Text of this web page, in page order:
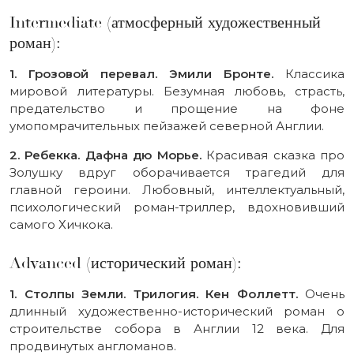
Intermediate (атмосферный художественный
роман):
1. Грозовой перевал. Эмили Бронте. Классика
мировой литературы. Безумная любовь, страсть,
предательство и прощение на фоне
умопомрачительных пейзажей северной Англии.
2. Ребекка. Дафна дю Морье.Красивая сказка про
Золушку вдруг оборачивается трагедий для
главной героини. Любовный, интеллектуальный,
психологический роман-триллер, вдохновивший
самого Хичкока.
Advanced (исторический роман):
1. Столпы Земли. Трилогия. Кен Фоллетт.Очень
длинный художественно-исторический роман о
строительстве собора в Англии 12 века. Для
продвинутых англоманов.